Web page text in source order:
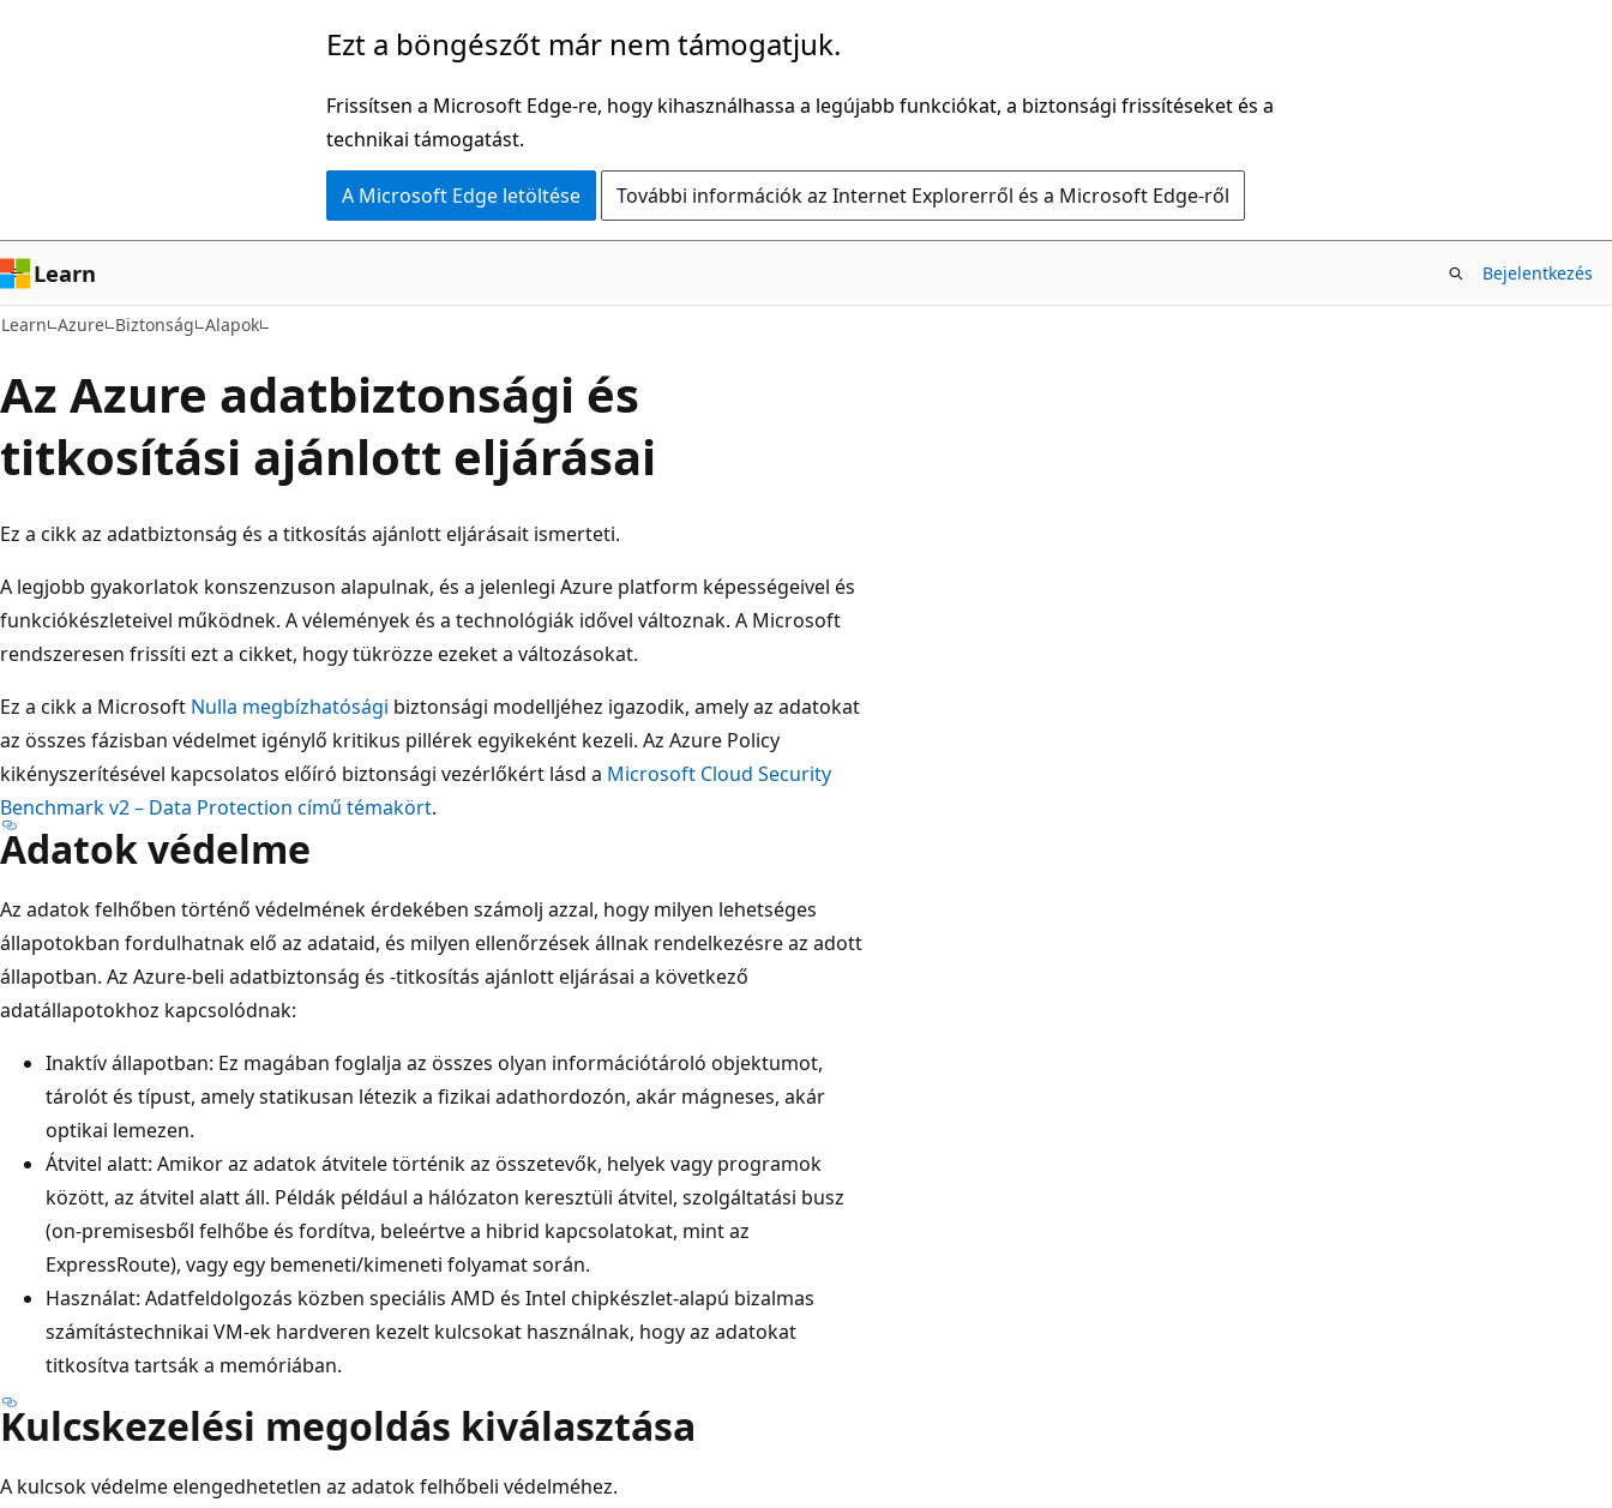
Ezt a böngészőt már nem támogatjuk.
Frissítsen a Microsoft Edge-re, hogy kihasználhassa a legújabb funkciókat, a biztonsági frissítéseket és a
technikai támogatást.
A Microsoft Edge letöltése További információk az Internet Explorerről és a Microsoft Edge-ről
Learn Bejelentkezés
Learn Azure Biztonság Alapok
Az Azure adatbiztonsági és
titkosítási ajánlott eljárásai
Ez a cikk az adatbiztonság és a titkosítás ajánlott eljárásait ismerteti.
A legjobb gyakorlatok konszenzuson alapulnak, és a jelenlegi Azure platform képességeivel és
funkciókészleteivel működnek. A vélemények és a technológiák idővel változnak. A Microsoft
rendszeresen frissíti ezt a cikket, hogy tükrözze ezeket a változásokat.
Ez a cikk a Microsoft Nulla megbízhatósági biztonsági modelljéhez igazodik, amely az adatokat
az összes fázisban védelmet igénylő kritikus pillérek egyikeként kezeli. Az Azure Policy
kikényszerítésével kapcsolatos előíró biztonsági vezérlőkért lásd a Microsoft Cloud Security
Benchmark v2 – Data Protection című témakört.
Adatok védelme
Az adatok felhőben történő védelmének érdekében számolj azzal, hogy milyen lehetséges
állapotokban fordulhatnak elő az adataid, és milyen ellenőrzések állnak rendelkezésre az adott
állapotban. Az Azure-beli adatbiztonság és -titkosítás ajánlott eljárásai a következő
adatállapotokhoz kapcsolódnak:
Inaktív állapotban: Ez magában foglalja az összes olyan információtároló objektumot,
tárolót és típust, amely statikusan létezik a fizikai adathordozón, akár mágneses, akár
optikai lemezen.
Átvitel alatt: Amikor az adatok átvitele történik az összetevők, helyek vagy programok
között, az átvitel alatt áll. Példák például a hálózaton keresztüli átvitel, szolgáltatási busz
(on-premisesből felhőbe és fordítva, beleértve a hibrid kapcsolatokat, mint az
ExpressRoute), vagy egy bemeneti/kimeneti folyamat során.
Használat: Adatfeldolgozás közben speciális AMD és Intel chipkészlet-alapú bizalmas
számítástechnikai VM-ek hardveren kezelt kulcsokat használnak, hogy az adatokat
titkosítva tartsák a memóriában.
Kulcskezelési megoldás kiválasztása
A kulcsok védelme elengedhetetlen az adatok felhőbeli védelméhez.